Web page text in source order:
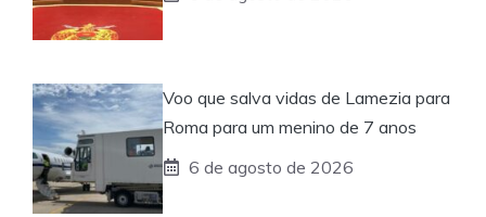
Voo que salva vidas de Lamezia para
Roma para um menino de 7 anos
6 de agosto de 2026